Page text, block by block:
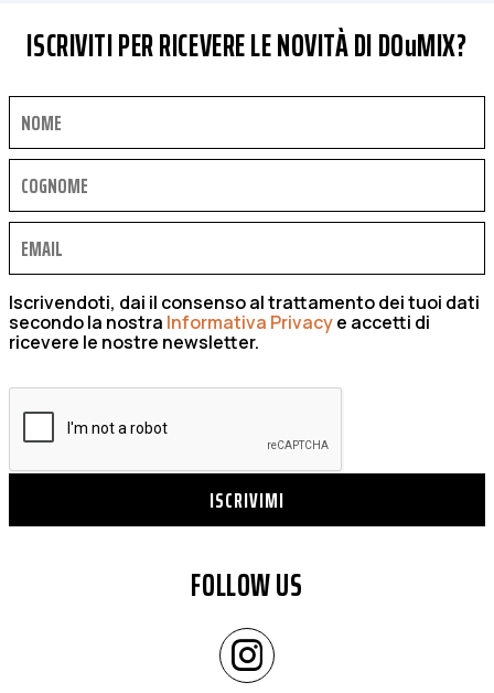
ISCRIVITI PER RICEVERE LE NOVITÀ DI DOuMIX?
Iscrivendoti, dai il consenso al trattamento dei tuoi dati
secondo la nostra Informativa Privacye accetti di
ricevere le nostre newsletter.
ISCRIVIMI
FOLLOW US